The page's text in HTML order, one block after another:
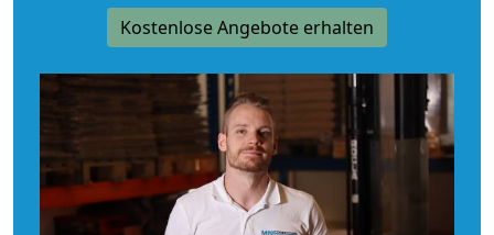
Kostenlose Angebote erhalten